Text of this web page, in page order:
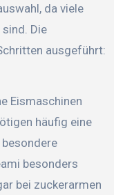
da viele
Die
ausgeführt:
Eismaschinen
häufig eine
besonders
bei zuckerarmen